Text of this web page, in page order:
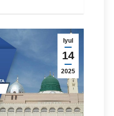
Iyul
14
2025